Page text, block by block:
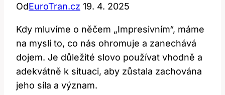
OdEuroTran.cz 19. 4. 2025
Kdy mluvíme o něčem „Impresivním“, máme
na mysli to, co nás ohromuje a zanechává
dojem. Je důležité slovo používat vhodně a
adekvátně k situaci, aby zůstala zachována
jeho síla a význam.